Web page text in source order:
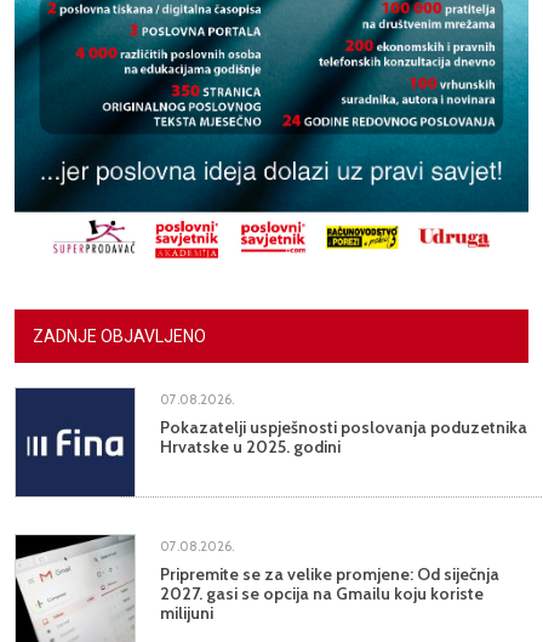
ZADNJE OBJAVLJENO
07.08.2026.
Pokazatelji uspješnosti poslovanja poduzetnika
Hrvatske u 2025. godini
07.08.2026.
Pripremite se za velike promjene: Od siječnja
2027. gasi se opcija na Gmailu koju koriste
milijuni